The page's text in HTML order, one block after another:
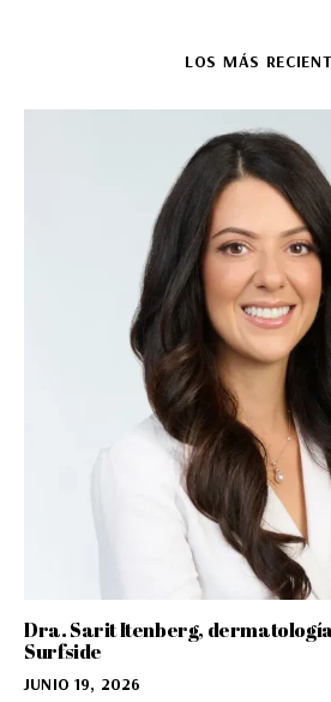
LOS MÁS
Dra. Sarit Itenberg,
Surfside
JUNIO 19, 2026